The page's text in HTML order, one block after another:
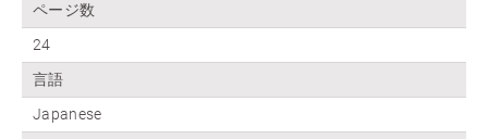
ページ数
24
言語
Japanese